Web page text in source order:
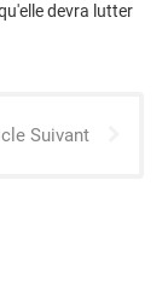
devra lutter
Suivant